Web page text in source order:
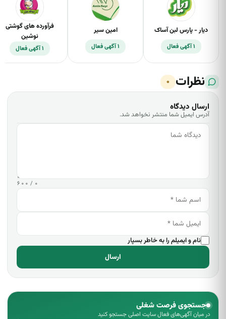
دیار - پارس لبن آساک
۱ آگهی فعال
امین سیر
۱ آگهی فعال
فرآورده های گوشتی
نوشین
۱ آگهی فعال
نظرات ۰
ارسال دیدگاه
آدرس ایمیل شما منتشر نخواهد شد.
۰ / ۶۰۰
نام و ایمیلم را به خاطر بسپار
ارسال
جستجوی فرصت شغلی
در میان آگهی‌های فعال سایت اصلی جستجو کنید